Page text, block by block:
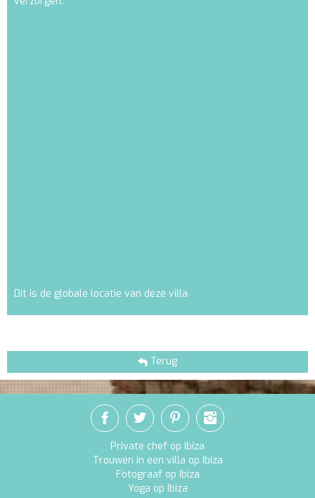
Dit is de globale locatie van deze villa
Terug
Private chef op Ibiza
Trouwen in een villa op Ibiza
Fotograaf op Ibiza
Yoga op Ibiza